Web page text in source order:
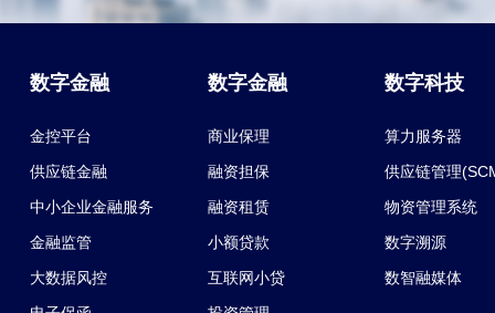
数字金融
金控平台
供应链金融
中小企业金融服务
金融监管
大数据风控
数字金融
商业保理
融资担保
融资租赁
小额贷款
互联网小贷
数字科技
算力服务器
供应链管理
物资管理系统
数字溯源
数智融媒体